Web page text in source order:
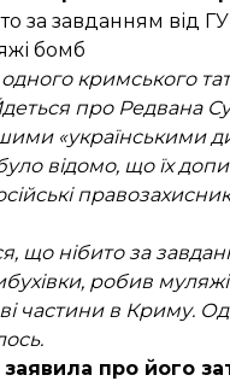
за завданням від
бомб
кримського
про Редвана
«українськими
відомо, що їх
що нібито за
робив
частини в Криму.
про його